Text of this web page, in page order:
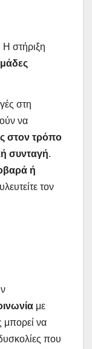
Η στήριξη
στη
να
στον τρόπο
συνταγή.
ή
τον
με
μπορεί να
που